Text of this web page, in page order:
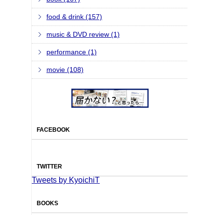
food & drink (157)
music & DVD review (1)
performance (1)
movie (108)
FACEBOOK
TWITTER
Tweets by KyoichiT
BOOKS